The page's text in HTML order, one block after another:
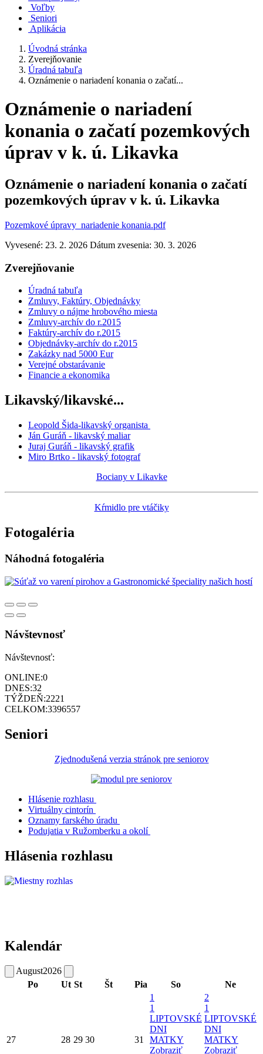
Voľby
Seniori
Aplikácia
Úvodná stránka
Zverejňovanie
Úradná tabuľa
Oznámenie o nariadení konania o začatí...
Oznámenie o nariadení
konania o začatí pozemkových
úprav v k. ú. Likavka
Oznámenie o nariadení konania o začatí
pozemkových úprav v k. ú. Likavka
Pozemkové úpravy_nariadenie konania.pdf
Vyvesené: 23. 2. 2026 Dátum zvesenia: 30. 3. 2026
Zverejňovanie
Úradná tabuľa
Zmluvy, Faktúry, Objednávky
Zmluvy o nájme hrobového miesta
Zmluvy-archív do r.2015
Faktúry-archív do r.2015
Objednávky-archív do r.2015
Zakázky nad 5000 Eur
Verejné obstarávanie
Financie a ekonomika
Likavský/likavské...
Leopold Šida-likavský organista
Ján Guráň - likavský maliar
Juraj Guráň - likavský grafik
Miro Brtko - likavský fotograf
Bociany v Likavke
Kŕmidlo pre vtáčiky
Fotogaléria
Náhodná fotogaléria
Návštevnosť
Návštevnosť:
ONLINE:0
DNES:32
TÝŽDEŇ:2221
CELKOM:3396557
Seniori
Zjednodušená verzia stránok pre seniorov
Hlásenie rozhlasu
Virtuálny cintorín
Oznamy farského úradu
Podujatia v Ružomberku a okolí
Hlásenia rozhlasu
Kalendár
August2026
Po
Ut St Št Pia So Ne
27 28 29 30 31
1
1
LIPTOVSKÉ
DNI
MATKY
Zobraziť
2
1
LIPTOVSKÉ
DNI
MATKY
Zobraziť